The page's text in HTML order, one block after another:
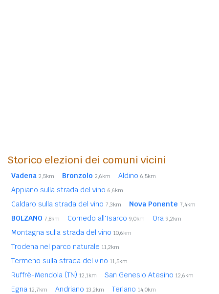
Storico elezioni dei comuni vicini
Vadena 2,5km Bronzolo 2,6km Aldino 6,5km
Appiano sulla strada del vino 6,6km
Caldaro sulla strada del vino 7,3km Nova Ponente 7,4km
BOLZANO 7,8km Cornedo all'Isarco 9,0km Ora 9,2km
Montagna sulla strada del vino 10,6km
Trodena nel parco naturale 11,2km
Termeno sulla strada del vino 11,5km
Ruffrè-Mendola (TN) 12,1km San Genesio Atesino 12,6km
Egna 12,7km Andriano 13,2km Terlano 14,0km